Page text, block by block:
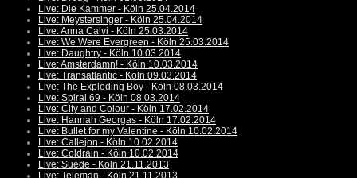
Live: Die Kammer - Köln 25.04.2014
Live: Meystersinger - Köln 25.04.2014
Live: Anna Calvi - Köln 25.03.2014
Live: We Were Evergreen - Köln 25.03.2014
Live: Daughtry - Köln 10.03.2014
Live: Amsterdamn! - Köln 10.03.2014
Live: Transatlantic - Köln 09.03.2014
Live: The Exploding Boy - Köln 08.03.2014
Live: Spiral 69 - Köln 08.03.2014
Live: City and Colour - Köln 17.02.2014
Live: Hannah Georgas - Köln 17.02.2014
Live: Bullet for my Valentine - Köln 10.02.2014
Live: Callejon - Köln 10.02.2014
Live: Coldrain - Köln 10.02.2014
Live: Suede - Köln 21.11.2013